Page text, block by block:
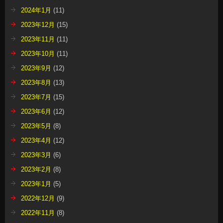
2024年1月 (11)
2023年12月 (15)
2023年11月 (11)
2023年10月 (11)
2023年9月 (12)
2023年8月 (13)
2023年7月 (15)
2023年6月 (12)
2023年5月 (8)
2023年4月 (12)
2023年3月 (6)
2023年2月 (8)
2023年1月 (5)
2022年12月 (9)
2022年11月 (8)